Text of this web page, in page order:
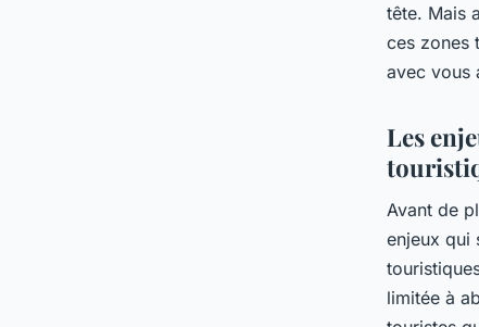
tête. Mais
ces zones
avec vous
Les
Avant de
enjeux qui
limitée à